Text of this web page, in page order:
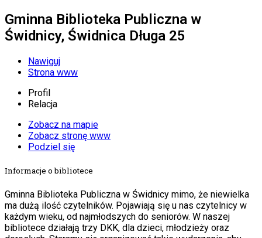
Gminna Biblioteka Publiczna w
Świdnicy, Świdnica Długa 25
Nawiguj
Strona www
Profil
Relacja
Zobacz na mapie
Zobacz stronę www
Podziel się
Informacje o bibliotece
Gminna Biblioteka Publiczna w Świdnicy mimo, że niewielka
ma dużą ilość czytelników. Pojawiają się u nas czytelnicy w
każdym wieku, od najmłodszych do seniorów. W naszej
bibliotece działają trzy DKK, dla dzieci, młodzieży oraz